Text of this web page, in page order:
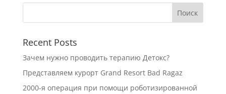
Recent Posts
Зачем нужно проводить терапию Детокс?
Представляем курорт Grand Resort Bad Ragaz
2000-я операция при помощи роботизированной